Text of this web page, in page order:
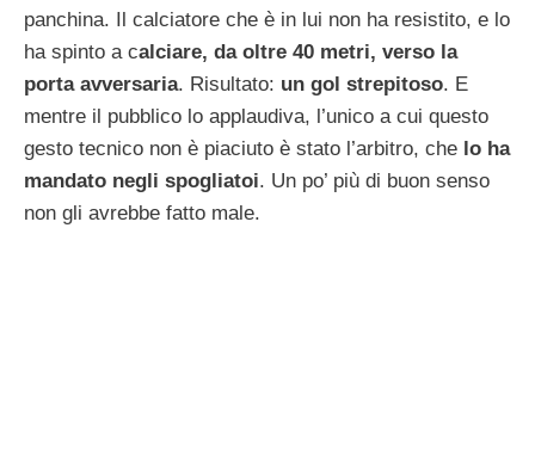
panchina. Il calciatore che è in lui non ha resistito, e lo
ha spinto a calciare, da oltre 40 metri, verso la
porta avversaria. Risultato: un gol strepitoso. E
mentre il pubblico lo applaudiva, l’unico a cui questo
gesto tecnico non è piaciuto è stato l’arbitro, che lo ha
mandato negli spogliatoi. Un po’ più di buon senso
non gli avrebbe fatto male.